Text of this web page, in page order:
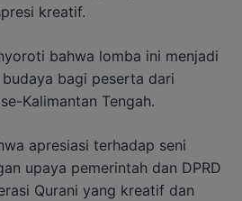
kreatif.
bahwa lomba ini menjadi
bagi peserta dari
Kalimantan Tengah.
apresiasi terhadap seni
upaya pemerintah dan DPRD
Qurani yang kreatif dan